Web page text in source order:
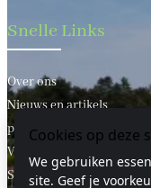
Snelle Links
Over ons
Nieuws en artikels
privacy statement
Voorwaarden
Sitemap
Cookies op deze
We gebruiken
site. Geef je